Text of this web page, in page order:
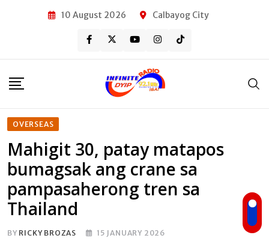
10 August 2026 Calbayog City
OVERSEAS
Mahigit 30, patay matapos
bumagsak ang crane sa
pampasaherong tren sa
Thailand
BY RICKY BROZAS 15 JANUARY 2026